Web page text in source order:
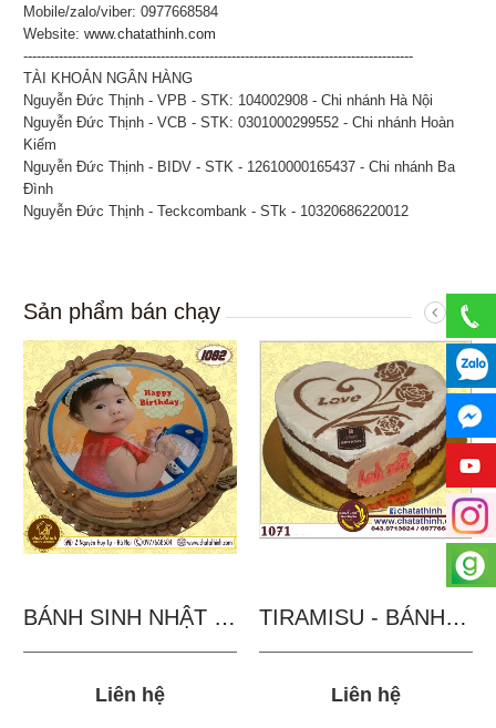
Mobile/zalo/viber: 0977668584
Website:www.chatathinh.com
----------------------------------------------------------------------------------------
TÀI KHOẢN NGÂN HÀNG
Nguyễn Đức Thịnh - VPB - STK: 104002908 - Chi nhánh Hà Nội
Nguyễn Đức Thịnh - VCB - STK: 0301000299552 - Chi nhánh Hoàn
Kiếm
Nguyễn Đức Thịnh - BIDV - STK - 12610000165437 - Chi nhánh Ba
Đình
Nguyễn Đức Thịnh - Teckcombank - STk - 10320686220012
Sản phẩm bán chạy
BÁNH SINH NHẬT IN...
Liên hệ
TIRAMISU - BÁNH TẶNG...
Liên hệ